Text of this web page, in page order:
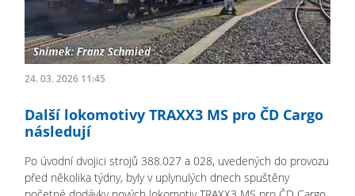
24. 03. 2026 11:45
Další lokomotivy TRAXX3 MS pro ČD Cargo
následují
Po úvodní dvojici strojů 388.027 a 028, uvedených do provozu
před několika týdny, byly v uplynulých dnech spuštěny